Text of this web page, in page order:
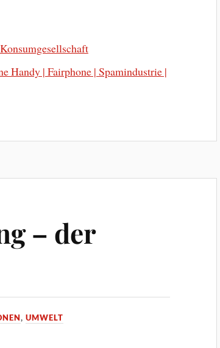
Handy | Fairphone | Spamindustrie |
– der
,UMWELT